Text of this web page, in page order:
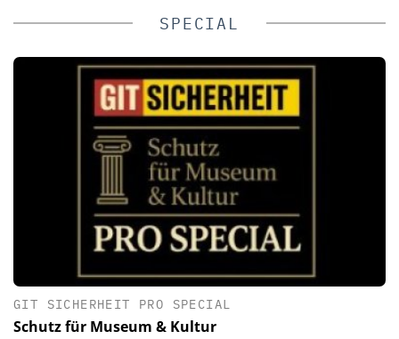
SPECIAL
GIT SICHERHEIT PRO SPECIAL
Schutz für Museum & Kultur